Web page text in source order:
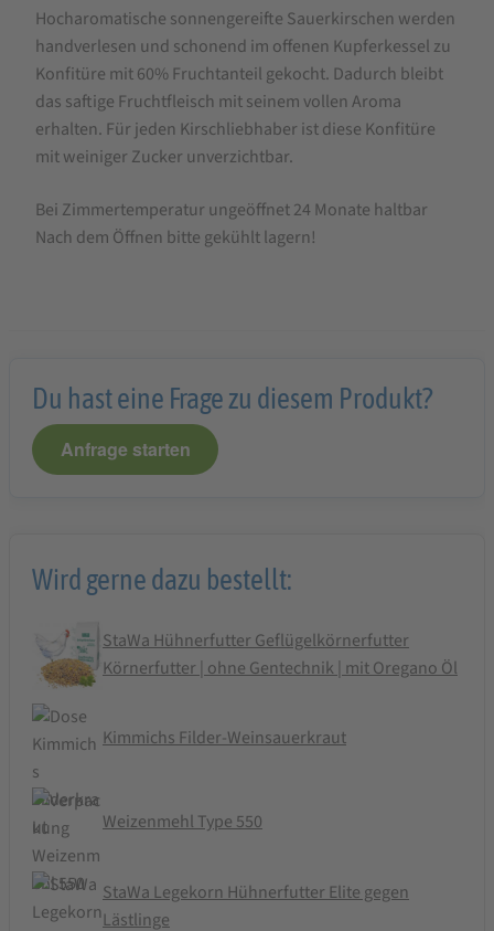
Faller
Sauerkirsch-
Konfitüre
extra
330g,
wie
hausgemacht!
Hocharomatische sonnengereifte Sauerkirschen werden
handverlesen und schonend im offenen Kupferkessel zu
Konfitüre mit 60% Fruchtanteil gekocht. Dadurch bleibt
das saftige Fruchtfleisch mit seinem vollen Aroma
erhalten. Für jeden Kirschliebhaber ist diese Konfitüre
mit weiniger Zucker unverzichtbar.
Bei Zimmertemperatur ungeöffnet 24 Monate haltbar
Nach dem Öffnen bitte gekühlt lagern!
Du hast eine Frage zu diesem Produkt?
Anfrage starten
Wird gerne dazu bestellt:
StaWa Hühnerfutter Geflügelkörnerfutter
Körnerfutter | ohne Gentechnik | mit Oregano Öl
Kimmichs Filder-Weinsauerkraut
Weizenmehl Type 550
StaWa Legekorn Hühnerfutter Elite gegen
Lästlinge